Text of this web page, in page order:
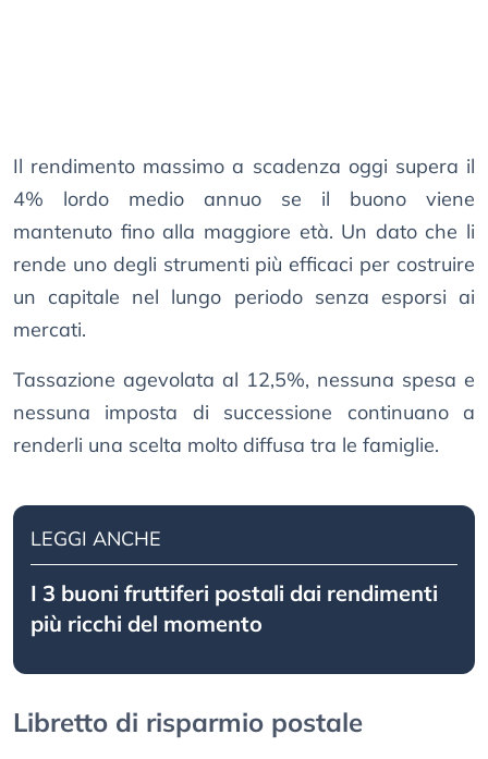
Il rendimento massimo a scadenza oggi supera il
4% lordo medio annuo se il buono viene
mantenuto fino alla maggiore età. Un dato che li
rende uno degli strumenti più efficaci per costruire
un capitale nel lungo periodo senza esporsi ai
mercati.
Tassazione agevolata al 12,5%, nessuna spesa e
nessuna imposta di successione continuano a
renderli una scelta molto diffusa tra le famiglie.
LEGGI ANCHE
I 3 buoni fruttiferi postali dai rendimenti
più ricchi del momento
Libretto di risparmio postale